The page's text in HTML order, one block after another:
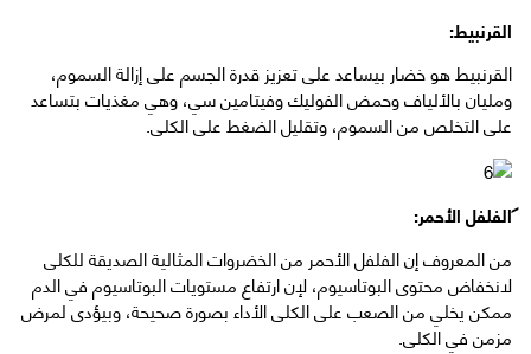
القرنبيط:
القرنبيط هو خضار بيساعد على تعزيز قدرة الجسم على إزالة السموم،
ومليان بالألياف وحمض الفوليك وفيتامين سي، وهي مغذيات بتساعد
على التخلص من السموم، وتقليل الضغط على الكلى.
الفلفل الأحمر:
من المعروف إن الفلفل الأحمر من الخضروات المثالية الصديقة للكلى
لانخفاض محتوى البوتاسيوم، لإن ارتفاع مستويات البوتاسيوم في الدم
ممكن يخلي من الصعب على الكلى الأداء بصورة صحيحة، وبيؤدى لمرض
مزمن في الكلى.